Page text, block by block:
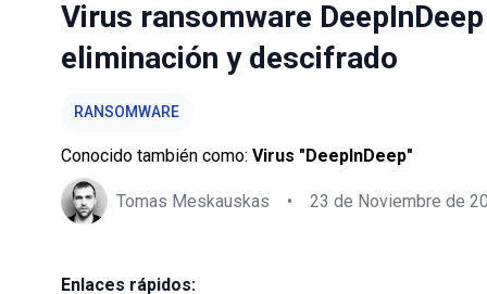
Virus ransomware
eliminación y descifrado
RANSOMWARE
Conocido también como: Virus "DeepInDeep"
Tomas Meskauskas • 23 de Noviembre de
Enlaces rápidos: